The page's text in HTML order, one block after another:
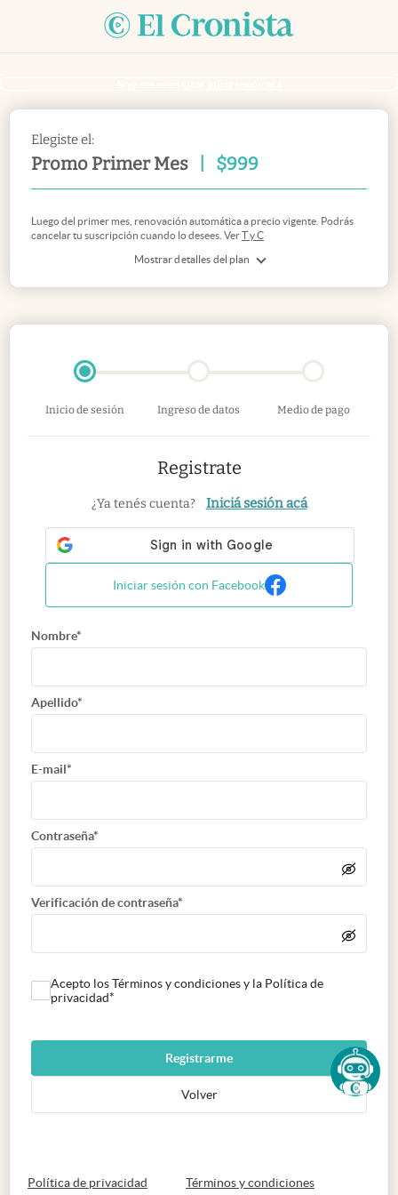
Elegiste el:
Promo Primer Mes $999
Mostrar detalles del plan
Luego del primer mes, renovación automática a precio vigente. Podrás
cancelar tu suscripción cuando lo desees. VerT y C
Inicio de sesión Ingreso de datos Medio de pago
Registrate
¿Ya tenés cuenta? Iniciá sesión acá
Iniciar sesión con Facebook
Nombre*
Apellido*
E-mail*
Contraseña*
Verificación de contraseña*
Acepto los Términos y condiciones y la Política de
privacidad*
Registrarme
Volver
Política de privacidad abre en nueva pestaña
Términos y condicionesabre en nueva